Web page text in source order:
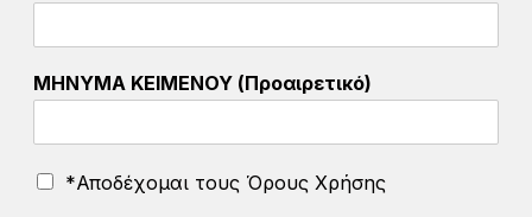
ΜΗΝΥΜΑ ΚΕΙΜΕΝΟΥ (Προαιρετικό)
Ό
*Αποδέχομαι τους Όρους Χρήσης